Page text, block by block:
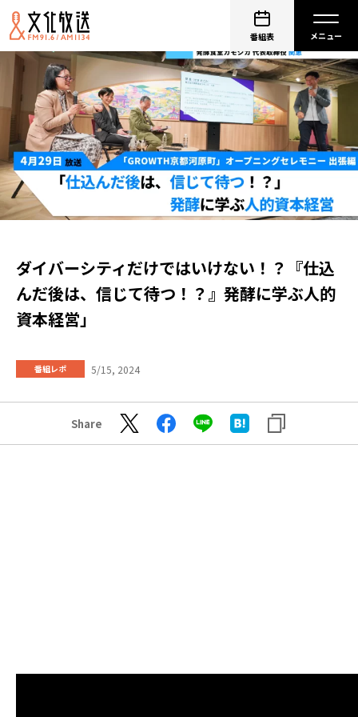
番組表
ダイバーシティだけではいけない！？『仕込
んだ後は、信じて待つ！？』発酵に学ぶ人的
資本経営」
番組レポ 5/15, 2024
Share